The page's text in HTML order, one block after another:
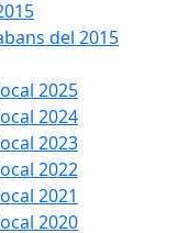
del 2015
2025
2024
2023
2022
2021
2020